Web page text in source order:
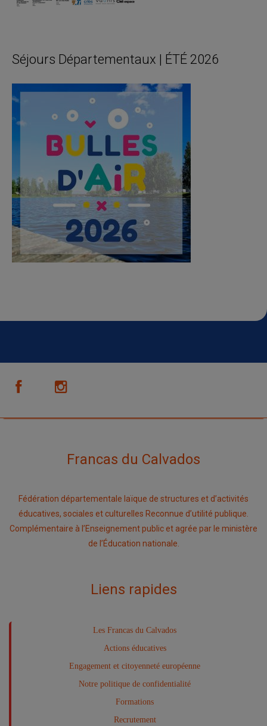
Séjours Départementaux | ÉTÉ 2026
Francas du Calvados
Fédération départementale laïque de structures et d’activités
éducatives, sociales et culturelles Reconnue d’utilité publique.
Complémentaire à l’Enseignement public et agrée par le ministère
de l’Éducation nationale.
Liens rapides
Les Francas du Calvados
Actions éducatives
Engagement et citoyenneté européenne
Notre politique de confidentialité
Formations
Recrutement